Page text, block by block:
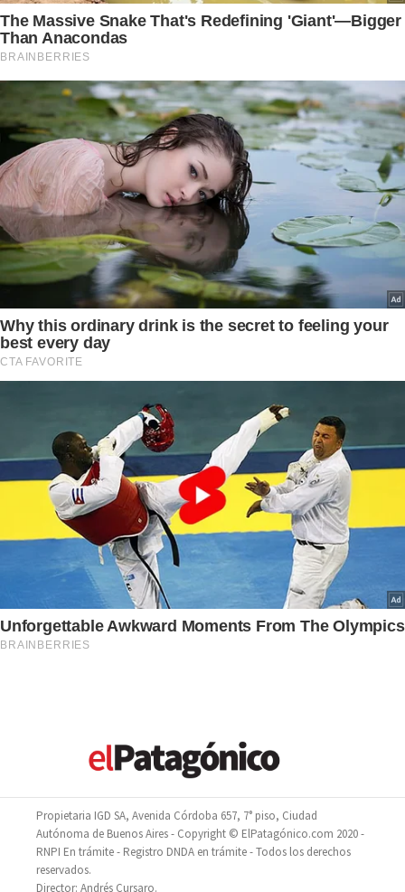
Propietaria IGD SA, Avenida Córdoba 657, 7° piso, Ciudad
Autónoma de Buenos Aires - Copyright © ElPatagónico.com 2020 -
RNPI En trámite - Registro DNDA en trámite - Todos los derechos
reservados.
Director: Andrés Cursaro.